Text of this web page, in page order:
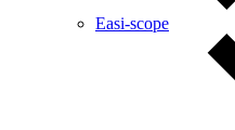
Easi-scope